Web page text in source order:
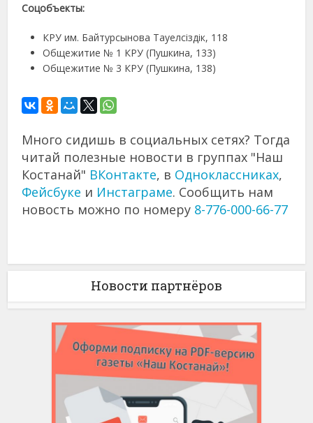
Соцобъекты:
КРУ им. Байтурсынова Тауелсіздік, 118
Общежитие № 1 КРУ (Пушкина, 133)
Общежитие № 3 КРУ (Пушкина, 138)
Много сидишь в социальных сетях? Тогда
читай полезные новости в группах "Наш
Костанай" ВКонтакте, в Одноклассниках,
Фейсбуке и Инстаграме. Сообщить нам
новость можно по номеру 8-776-000-66-77
Новости партнёров